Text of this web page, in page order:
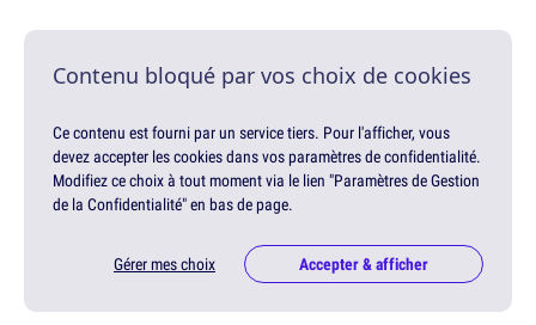
Contenu bloqué par vos choix de cookies
Ce contenu est fourni par un service tiers. Pour l'afficher, vous
devez accepter les cookies dans vos paramètres de confidentialité.
Modifiez ce choix à tout moment via le lien "Paramètres de Gestion
de la Confidentialité" en bas de page.
Gérer mes choix Accepter & afficher